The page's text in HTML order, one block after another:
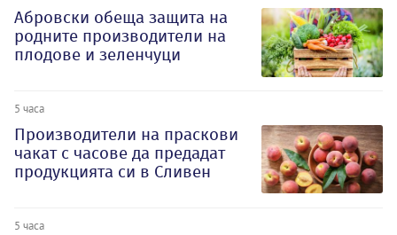
Абровски обеща защита на
родните производители на
плодове и зеленчуци
5 часа
Производители на праскови
чакат с часове да предадат
продукцията си в Сливен
5 часа